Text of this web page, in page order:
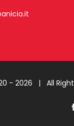
- 2026 | All